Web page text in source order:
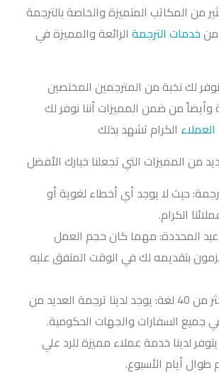
من المكاتب المتميزة والخاصة بالترجمة
منخدمات الترجمة الرائعة والمميزة في
لك نخبة من المترجمين المختصين
وأيضاً من ضمن المميزات أننا نوفر لك
العملاء الكرام تشهد بذلك
من المميزات التي تجعلنا خيارك الأفضل
حيث لا يوجد أي أخطاء لغوية أو
الكرام.
المحددة: مهما كان حجم العمل
بتقديمه لك في الوقت المتفق عليه
يتوافر لدينا أكثر من 40 لغة: يوجد لدينا ترجمة العديد من
جميع السفارات والجهات الحكومية.
لدينا خدمة عملاء مميزة للرد علي
أيام الأسبوع.